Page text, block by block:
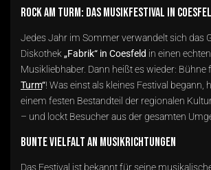
Rock am Turm: Das Musikfestival in
Jedes Jahr im Sommer verwandelt sich das
Diskothek „Fabrik“ in Coesfeld in einen
Musikliebhaber. Dann heißt es wieder: Bühne
Turm“! Was einst als kleines Festival begann,
einem festen Bestandteil der regionalen
– und lockt Besucher aus der gesamten
Bunte Vielfalt an Musikrichtungen
Das Festival ist bekannt für seine